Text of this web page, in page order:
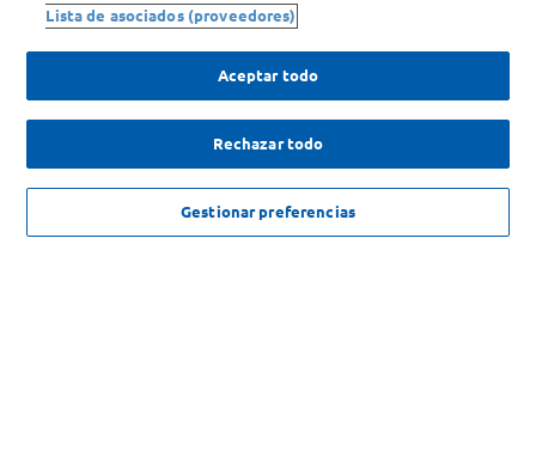
NO DISPONIBLE
Enterate de nuestras ofertas
Dejanos tu mail para recibir todas las ofertas y promociones antes
que nadie.
ENVIAR
Lista de asociados (proveedores)
Aceptar todo
Rechazar todo
Gestionar preferencias